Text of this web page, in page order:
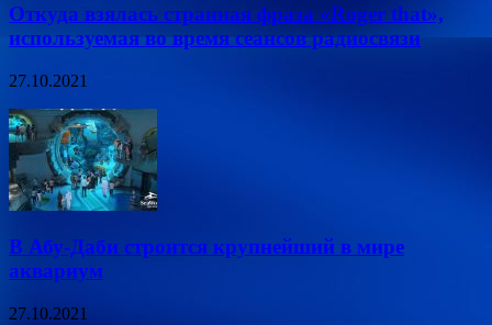
Откуда взялась странная фраза «Roger that»,
используемая во время сеансов радиосвязи
27.10.2021
В Абу-Даби строится крупнейший в мире
аквариум
27.10.2021